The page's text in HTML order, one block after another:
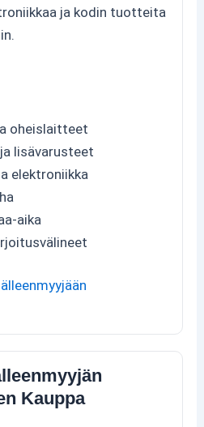
ja kodin tuotteita
oheislaitteet
lisävarusteet
elektroniikka
aika
Kauppa